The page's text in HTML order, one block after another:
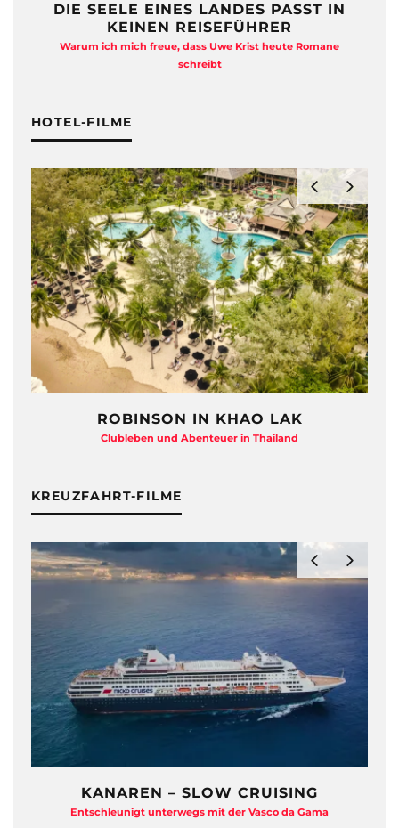
DIE SEELE EINES LANDES PASST IN
KEINEN REISEFÜHRER
Warum ich mich freue, dass Uwe Krist heute Romane
schreibt
HOTEL-FILME
ROBINSON IN KHAO LAK
Clubleben und Abenteuer in Thailand
KREUZFAHRT-FILME
KANAREN – SLOW CRUISING
Entschleunigt unterwegs mit der Vasco da Gama